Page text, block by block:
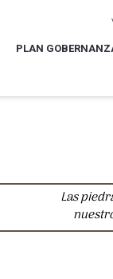
PLAN
Las